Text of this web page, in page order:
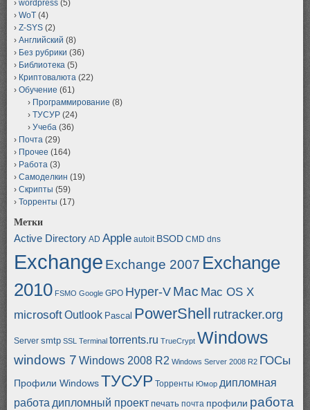
wordpress (5)
WoT (4)
Z-SYS (2)
Английский (8)
Без рубрики (36)
Библиотека (5)
Криптовалюта (22)
Обучение (61)
Программирование (8)
ТУСУР (24)
Учеба (36)
Почта (29)
Прочее (164)
Работа (3)
Самоделкин (19)
Скрипты (59)
Торренты (17)
Метки
Active Directory AD Apple autoit BSOD CMD dns
Exchange Exchange 2007 Exchange
2010 FSMO Google GPO Hyper-V Mac Mac OS X
microsoftOutlook Pascal PowerShell rutracker.org
Server smtp SSL Terminal torrents.ru TrueCrypt Windows
windows 7 Windows 2008 R2 Windows Server 2008 R2 ГОСы
Профили WindowsТУСУР Торренты Юмор дипломная
работа дипломный проект печать почта профили работа